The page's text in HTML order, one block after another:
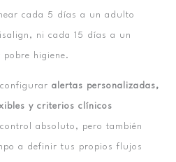
cada 5 días a un adulto
ni cada 15 días a un
pobre higiene.
alertas personalizadas,
y criterios clínicos
absoluto, pero también
a definir tus propios flujos